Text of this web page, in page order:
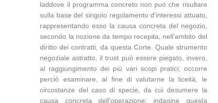
laddove il programma concreto non può che risultare
sulla base del singolo regolamento d’interessi attuato,
rappresentando esso la causa concreta del negozio,
secondo la nozione da tempo recepita, nell’ambito del
diritto dei contratti, da questa Corte. Quale strumento
negoziale astratto, il trust può essere piegato, invero,
al raggiungimento dei più vari scopi pratici; occorre
perciò esaminare, al fine di valutarne la liceità, le
circostanze del caso di specie, da cui desumere la
causa concreta dell’operazione: indagine questa